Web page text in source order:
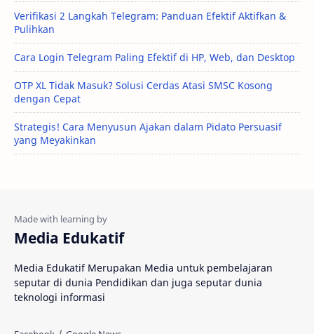
Verifikasi 2 Langkah Telegram: Panduan Efektif Aktifkan &
Pulihkan
Cara Login Telegram Paling Efektif di HP, Web, dan Desktop
OTP XL Tidak Masuk? Solusi Cerdas Atasi SMSC Kosong
dengan Cepat
Strategis! Cara Menyusun Ajakan dalam Pidato Persuasif
yang Meyakinkan
Media Edukatif
Media Edukatif Merupakan Media untuk pembelajaran
seputar di dunia Pendidikan dan juga seputar dunia
teknologi informasi